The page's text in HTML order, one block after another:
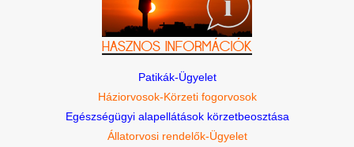
Patikák-Ügyelet
Háziorvosok-Körzeti fogorvosok
Egészségügyi alapellátások körzetbeosztása
Állatorvosi rendelők-Ügyelet